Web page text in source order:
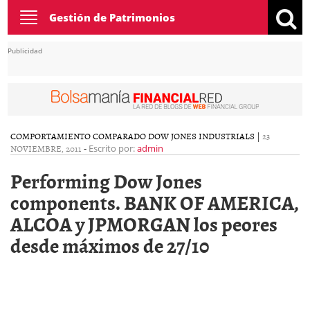
Toggle
navigation
Gestión de Patrimonios
Publicidad
COMPORTAMIENTO COMPARADO DOW JONES INDUSTRIALS | 23
NOVIEMBRE, 2011 - Escrito por:admin
Performing Dow Jones
components. BANK OF AMERICA,
ALCOA y JPMORGAN los peores
desde máximos de 27/10